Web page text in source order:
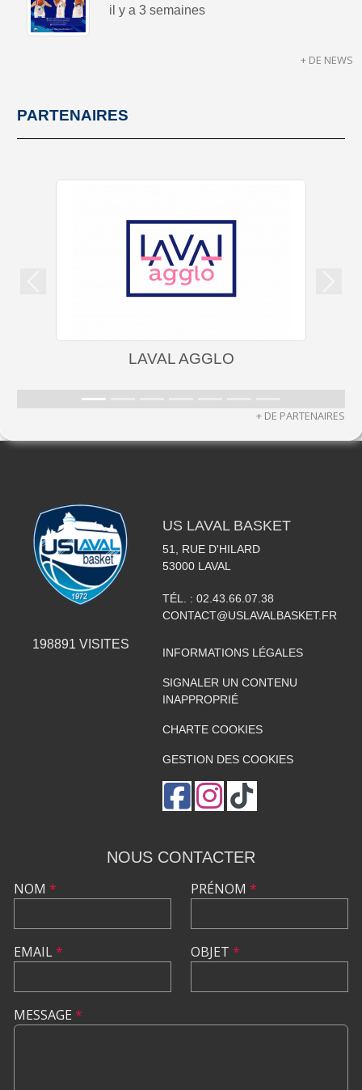
il y a 3 semaines
+ DE NEWS
PARTENAIRES
LAVAL AGGLO
+ DE PARTENAIRES
198891 VISITES
US LAVAL BASKET
51, RUE D'HILARD
53000 LAVAL
TÉL. : 02.43.66.07.38
CONTACT@USLAVALBASKET.FR
INFORMATIONS LÉGALES
SIGNALER UN CONTENU
INAPPROPRIÉ
CHARTE COOKIES
GESTION DES COOKIES
NOUS CONTACTER
NOM *
EMAIL*
PRÉNOM *
OBJET *
MESSAGE *